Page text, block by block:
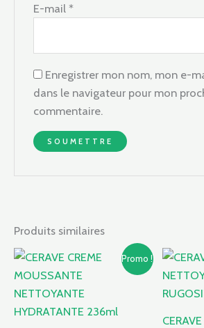
E-mail*
Enregistrer mon nom, mon e-
dans le navigateur pour mon
commentaire.
Produits similaires
Promo !
Le
initial
était :
183,60 Dhs.
Le
prix
122,46 Dhs.